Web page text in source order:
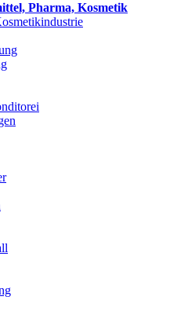
Pharma, Kosmetik